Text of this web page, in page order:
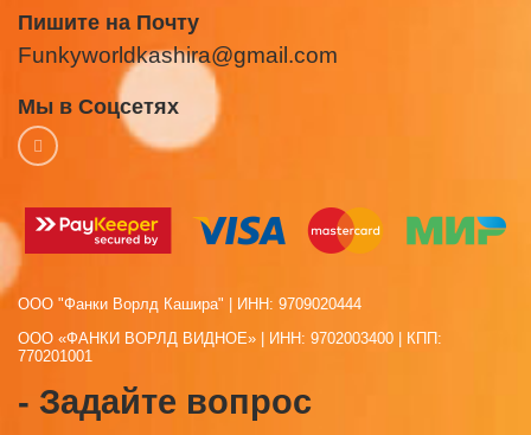
Пишите на Почту
Funkyworldkashira@gmail.com
Мы в Соцсетях
ООО "Фанки Ворлд Кашира" | ИНН: 9709020444
ООО «ФАНКИ ВОРЛД ВИДНОЕ» | ИНН: 9702003400 | КПП:
770201001
- Задайте вопрос